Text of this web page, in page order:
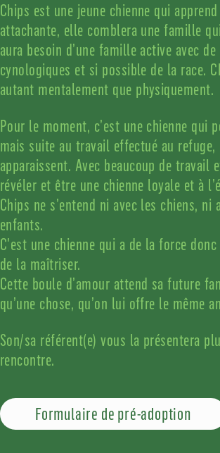
Chips est une jeune chienne qui
attachante, elle comblera une famille
aura besoin d’une famille active avec
cynologiques et si possible de la race.
autant mentalement que physiquement.
Pour le moment, c’est une chienne qui
mais suite au travail effectué au
apparaissent. Avec beaucoup de travail
révéler et être une chienne loyale et à
Chips ne s’entend ni avec les chiens,
enfants.
C'est une chienne qui a de la force
de la maîtriser.
Cette boule d’amour attend sa future
qu’une chose, qu’on lui offre le même
Son/sa référent(e) vous la présentera
rencontre.
Formulaire de pré-adoption